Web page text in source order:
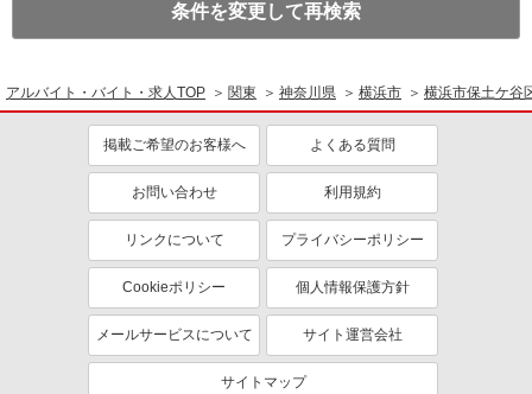
条件を変更して再検索
アルバイト・バイト・求人TOP 関東 神奈川県 横浜市 横浜市保土ケ谷
掲載ご希望のお客様へ よくある質問
お問い合わせ 利用規約
リンクについて プライバシーポリシー
Cookieポリシー 個人情報保護方針
メールサービスについて サイト運営会社
サイトマップ